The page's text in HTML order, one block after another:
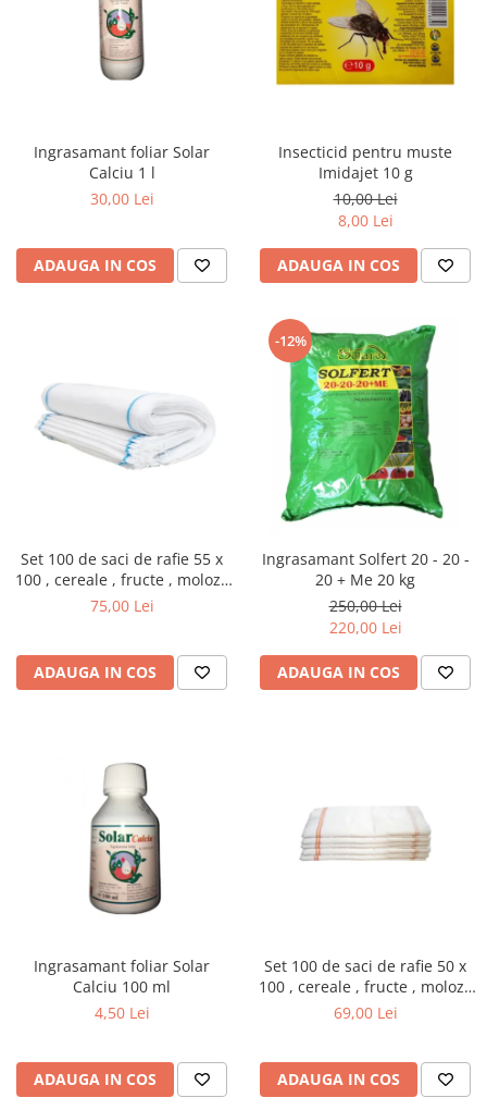
Ingrasamant foliar Solar
Calciu 1 l
30,00 Lei
ADAUGA IN COS
Insecticid pentru muste
Imidajet 10 g
10,00 Lei
8,00 Lei
ADAUGA IN COS
Set 100 de saci de rafie 55 x
100 , cereale , fructe , moloz ,
menaj si depozitare
75,00 Lei
ADAUGA IN COS
-12%
Ingrasamant Solfert 20 - 20 -
20 + Me 20 kg
250,00 Lei
220,00 Lei
ADAUGA IN COS
Ingrasamant foliar Solar
Calciu 100 ml
4,50 Lei
ADAUGA IN COS
Set 100 de saci de rafie 50 x
100 , cereale , fructe , moloz ,
menaj si depozitare
69,00 Lei
ADAUGA IN COS